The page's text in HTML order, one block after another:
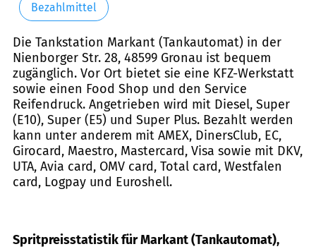
Bezahlmittel
Die Tankstation Markant (Tankautomat) in der
Nienborger Str. 28, 48599 Gronau ist bequem
zugänglich. Vor Ort bietet sie eine KFZ-Werkstatt
sowie einen Food Shop und den Service
Reifendruck. Angetrieben wird mit Diesel, Super
(E10), Super (E5) und Super Plus. Bezahlt werden
kann unter anderem mit AMEX, DinersClub, EC,
Girocard, Maestro, Mastercard, Visa sowie mit DKV,
UTA, Avia card, OMV card, Total card, Westfalen
card, Logpay und Euroshell.
Spritpreisstatistik für Markant (Tankautomat),